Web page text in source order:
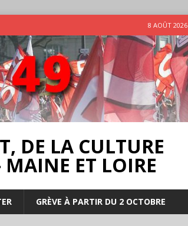
8 AOÛT 2026
DE LA CULTURE
ET LOIRE
GRÈVE À PARTIR DU 2 OCTOBRE